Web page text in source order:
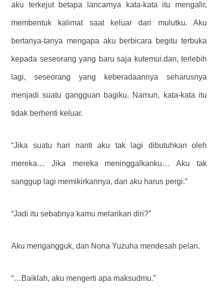
aku terkejut betapa lancarnya kata-kata itu mengalir,
membentuk kalimat saat keluar dari mulutku. Aku
bertanya-tanya mengapa aku berbicara begitu terbuka
kepada seseorang yang baru saja kutemui.dan, terlebih
lagi, seseorang yang keberadaannya seharusnya
menjadi suatu gangguan bagiku. Namun, kata-kata itu
tidak berhenti keluar.
“Jika suatu hari nanti aku tak lagi dibutuhkan oleh
mereka… Jika mereka meninggalkanku… Aku tak
sanggup lagi memikirkannya, dan aku harus pergi.”
“Jadi itu sebabnya kamu melarikan diri?”
Aku mengangguk, dan Nona Yuzuha mendesah pelan.
“…Baiklah, aku mengerti apa maksudmu.”